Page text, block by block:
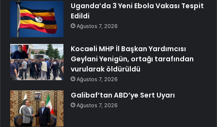
Uganda’da 3 Yeni Ebola Vakası Tespit
Edildi
Ağustos 7, 2026
Kocaeli MHP İl Başkan Yardımcısı
Geylani Yenigün, ortağı tarafından
vurularak öldürüldü
Ağustos 7, 2026
Galibaf’tan ABD’ye Sert Uyarı
Ağustos 7, 2026